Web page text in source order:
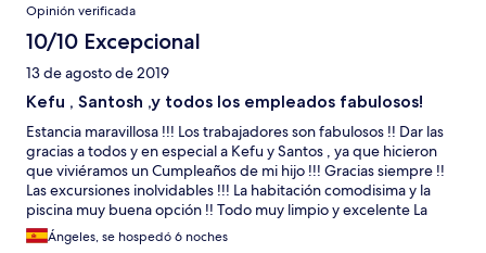
Opinión verificada
10/10 Excepcional
13 de agosto de 2019
Kefu , Santosh ,y todos los empleados fabulosos!
Estancia maravillosa !!! Los trabajadores son fabulosos !! Dar las
gracias a todos y en especial a Kefu y Santos , ya que hicieron
que viviéramos un Cumpleaños de mi hijo !!! Gracias siempre !!
Las excursiones inolvidables !!! La habitación comodisima y la
piscina muy buena opción !! Todo muy limpio y excelente La
gente de allí son lo mejor !!! Gracias !!! Viaje maravilloso !!!
Ángeles, se hospedó 6 noches